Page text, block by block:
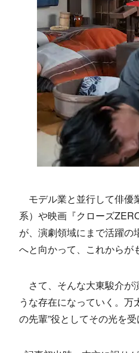
モデル業と並行して俳優
系）や映画『クローズ
が、演劇領域にまで活躍
へと向かって、これからが
さて、そんな大東駿介が
うな存在になっていく。
の先輩”役としてその光を